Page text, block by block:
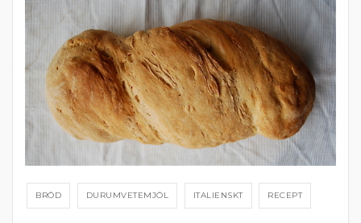
BRÖD DURUMVETEMJÖL ITALIENSKT RECEPT